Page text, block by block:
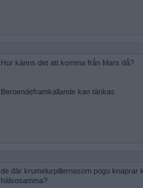
Hur känns det att komma från Mars då?
Beroendeframkallande kan tänkas
de där krumelurpillernasom pogu knaprar
hälsosamma?